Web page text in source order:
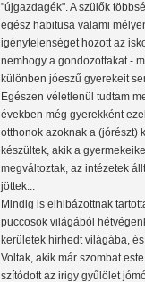
"újgazdagék". A szülők
egész habitusa valami
igénytelenséget hozott az
nemhogy a gondozottakat -
különben jóeszű gyerekeit
Egészen véletlenül tudtam
években még gyerekként
otthonok azoknak a (jórészt)
készültek, akik a
megváltoztak, az intézetek
jöttek...
Mindig is elhibázottnak
puccosok világából
kerületek hírhedt világába,
Voltak, akik már szombat
szítódott az irigy gyűlölet